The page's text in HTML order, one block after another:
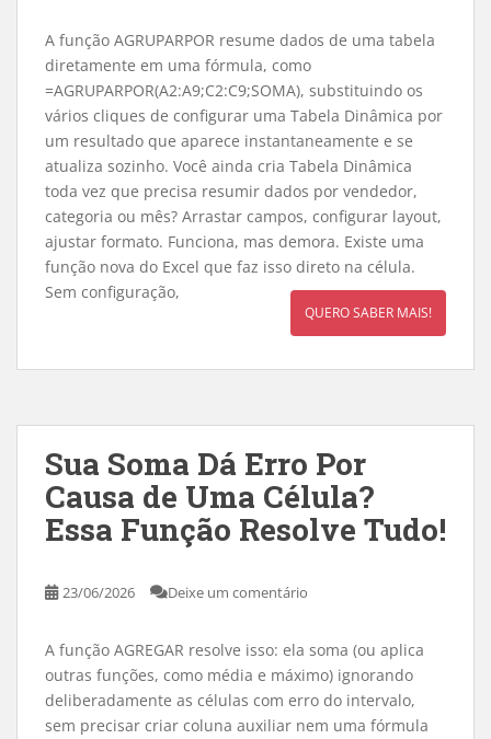
A função AGRUPARPOR resume dados de uma tabela
diretamente em uma fórmula, como
=AGRUPARPOR(A2:A9;C2:C9;SOMA), substituindo os
vários cliques de configurar uma Tabela Dinâmica por
um resultado que aparece instantaneamente e se
atualiza sozinho. Você ainda cria Tabela Dinâmica
toda vez que precisa resumir dados por vendedor,
categoria ou mês? Arrastar campos, configurar layout,
ajustar formato. Funciona, mas demora. Existe uma
função nova do Excel que faz isso direto na célula.
Sem configuração,
QUERO SABER MAIS!
Sua Soma Dá Erro Por
Causa de Uma Célula?
Essa Função Resolve Tudo!
23/06/2026 Deixe um comentário
A função AGREGAR resolve isso: ela soma (ou aplica
outras funções, como média e máximo) ignorando
deliberadamente as células com erro do intervalo,
sem precisar criar coluna auxiliar nem uma fórmula